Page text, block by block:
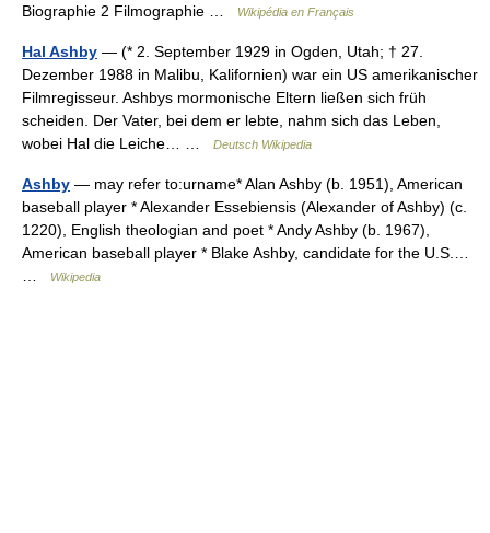
Biographie 2 Filmographie …
Wikipédia en Français
Hal Ashby — (* 2. September 1929 in Ogden, Utah; † 27.
Dezember 1988 in Malibu, Kalifornien) war ein US amerikanischer
Filmregisseur. Ashbys mormonische Eltern ließen sich früh
scheiden. Der Vater, bei dem er lebte, nahm sich das Leben,
wobei Hal die Leiche… …
Deutsch Wikipedia
Ashby — may refer to:urname* Alan Ashby (b. 1951), American
baseball player * Alexander Essebiensis (Alexander of Ashby) (c.
1220), English theologian and poet * Andy Ashby (b. 1967),
American baseball player * Blake Ashby, candidate for the U.S.…
Wikipedia